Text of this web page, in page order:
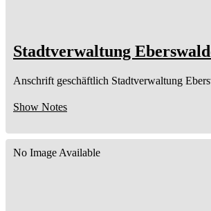
Stadtverwaltung
Anschrift geschäftlich Stadtverwaltung
Show Notes
No Image Available